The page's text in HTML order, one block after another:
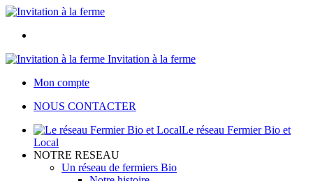
Invitation à la ferme
Mon compte
NOUS CONTACTER
Le réseau Fermier Bio et
Local
NOTRE RESEAU
Un réseau de fermiers Bio